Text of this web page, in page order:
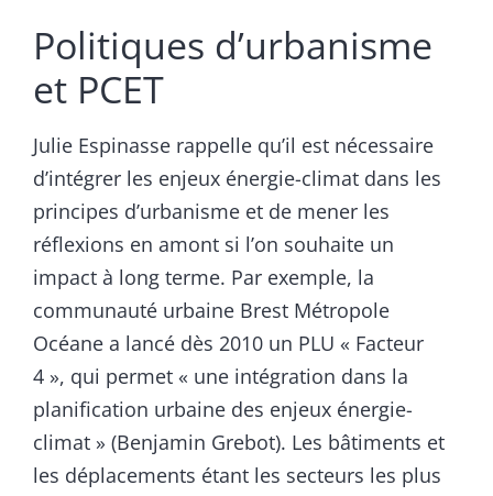
Politiques d’urbanisme
et PCET
Julie Espinasse rappelle qu’il est nécessaire
d’intégrer les enjeux énergie-climat dans les
principes d’urbanisme et de mener les
réflexions en amont si l’on souhaite un
impact à long terme. Par exemple, la
communauté urbaine Brest Métropole
Océane a lancé dès 2010 un PLU « Facteur
4 », qui permet « une intégration dans la
planification urbaine des enjeux énergie-
climat » (Benjamin Grebot). Les bâtiments et
les déplacements étant les secteurs les plus